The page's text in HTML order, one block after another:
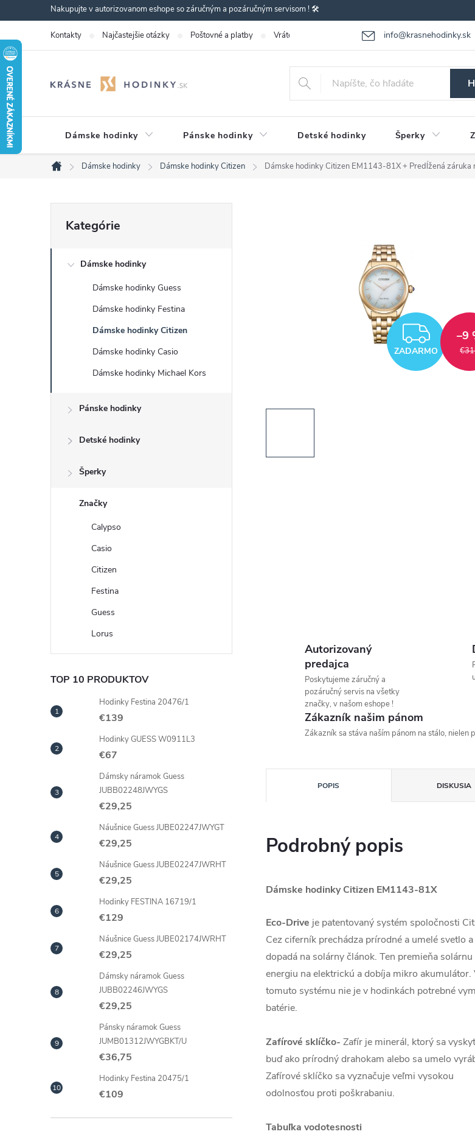
na
obsah
Nakupujte v autorizovanom eshope so záručným a pozáručným servisom ! 🛠️
info@krasnehodinky.sk
Kontakty Najčastejšie otázky Poštovné a platby Vrátenie-výmena tovaru Reklamácia tovaru
Dámske hodinky Pánske hodinky Detské hodinky Šperky
Domov
Dámske hodinky Dámske hodinky Citizen Dámske hodinky Citizen EM1143-81X+ Predĺžená záruka
o
a
kategórie
Kategórie
Dámske hodinky
Dámske hodinky Guess
Dámske hodinky Festina
Dámske hodinky Citizen
Dámske hodinky Casio
Dámske hodinky Michael Kors
Pánske hodinky
Detské hodinky
Šperky
Značky
Calypso
Casio
Citizen
Festina
Guess
Lorus
TOP 10 PRODUKTOV
Hodinky Festina 20476/1
€139
Hodinky GUESS W0911L3
€67
Dámsky náramok Guess
JUBB02248JWYGS
€29,25
Náušnice Guess JUBE02247JWYGT
€29,25
Náušnice Guess JUBE02247JWRHT
€29,25
Hodinky FESTINA 16719/1
€129
Náušnice Guess JUBE02174JWRHT
€29,25
Dámsky náramok Guess
JUBB02246JWYGS
€29,25
Pánsky náramok Guess
JUMB01312JWYGBKT/U
€36,75
Hodinky Festina 20475/1
€109
ZADARMO
–9
Autorizovaný
predajca
Poskytujeme záručný a
pozáručný servis na všetky
značky, v našom eshope !
Zákazník našim pánom
Zákazník sa stáva naším pánom na stálo, nielen
POPIS DISKUSIA
Podrobný popis
Dámske hodinky Citizen EM1143-81X
Eco-Drive je patentovaný systém spoločnosti
Cez ciferník prechádza prírodné a umelé svetlo a
dopadá na solárny článok. Ten premieňa solárnu
energiu na elektrickú a dobíja mikro akumulátor.
tomuto systému nie je v hodinkách potrebné
batérie.
Zafírové sklíčko- Zafír je minerál, ktorý sa
buď ako prírodný drahokam alebo sa umelo
Zafírové sklíčko sa vyznačuje veľmi vysokou
odolnosťou proti poškrabaniu.
Tabuľka vodotesnosti